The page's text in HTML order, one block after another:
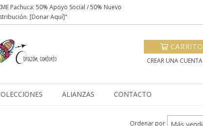
Pachuca: 50% Apoyo Social / 50% Nuevo
[Donar Aquí]"
CARRITO
CREAR UNA CUENTA
ALIANZAS CONTACTO
Ordenar por